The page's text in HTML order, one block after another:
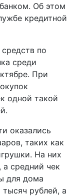
Об этом
кредитной
по
среди
При
одной такой
оказались
таких как
На них
а средний чек
для дома
тысяч рублей, а